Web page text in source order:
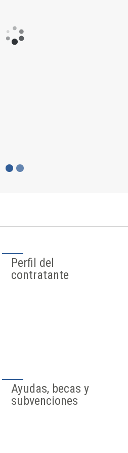
_Agenda Urbana
Binéfar 2030
Portet-sur-
Garonne,